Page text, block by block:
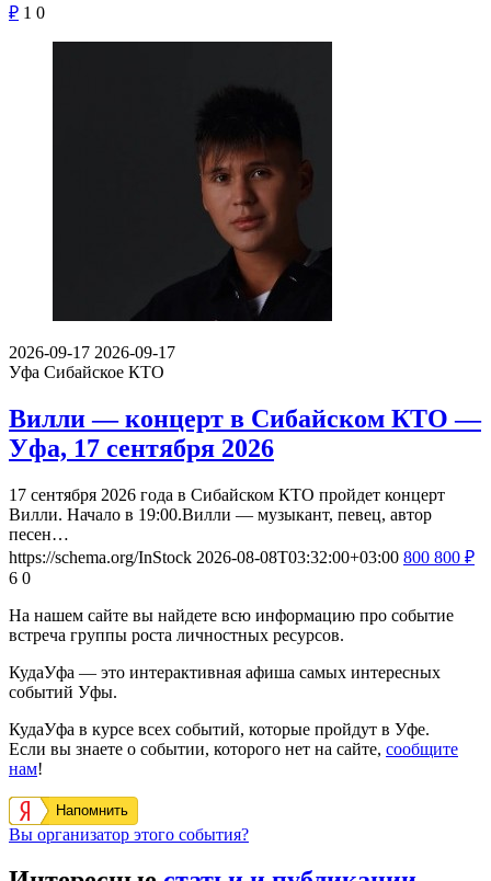
₽ 1 0
2026-09-17 2026-09-17
Уфа Сибайское КТО
Вилли — концерт в Сибайском КТО —
Уфа, 17 сентября 2026
17 сентября 2026 года в Сибайском КТО пройдет концерт
Вилли. Начало в 19:00.Вилли — музыкант, певец, автор
песен…
https://schema.org/InStock 2026-08-08T03:32:00+03:00 800 800 ₽
6 0
На нашем сайте вы найдете всю информацию про событие
встреча группы роста личностных ресурсов.
КудаУфа — это интерактивная афиша самых интересных
событий Уфы.
КудаУфа в курсе всех событий, которые пройдут в Уфе.
Если вы знаете о событии, которого нет на сайте, сообщите
нам!
Напомнить
Вы организатор этого события?